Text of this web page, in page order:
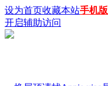
设为首页收藏本站手机版
开启辅助访问